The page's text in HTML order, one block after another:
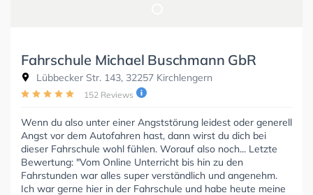
Fahrschule Michael Buschmann GbR
Lübbecker Str. 143, 32257 Kirchlengern
152 Reviews
Wenn du also unter einer Angststörung leidest oder generell
Angst vor dem Autofahren hast, dann wirst du dich bei
dieser Fahrschule wohl fühlen. Worauf also noch... Letzte
Bewertung: "Vom Online Unterricht bis hin zu den
Fahrstunden war alles super verständlich und angenehm.
Ich war gerne hier in der Fahrschule und habe heute meine